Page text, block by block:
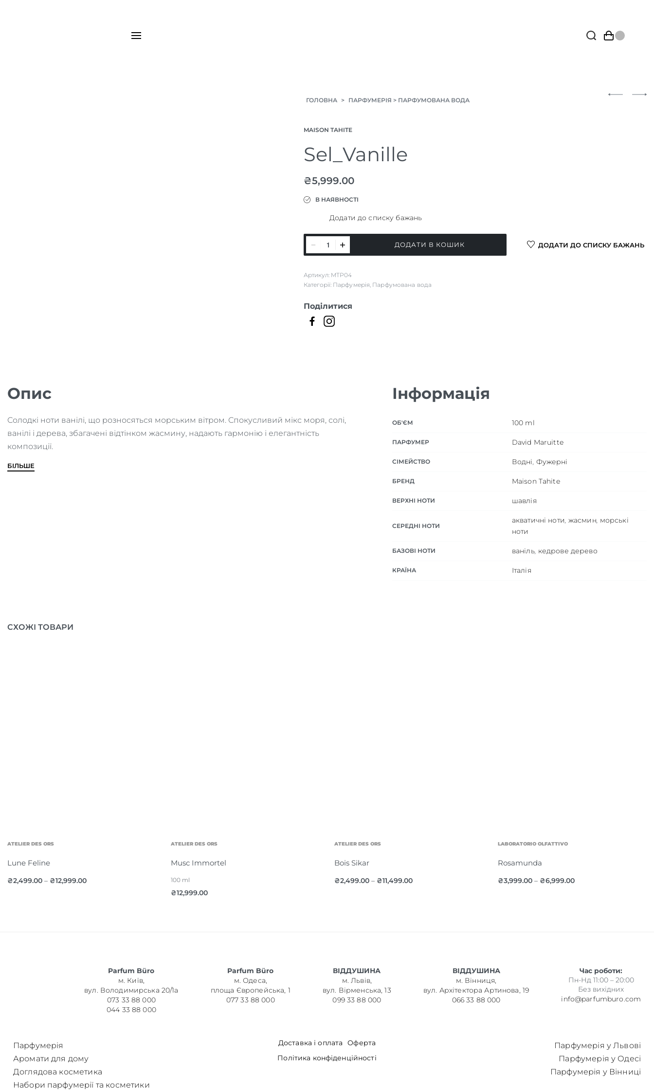
ГОЛОВНА > ПАРФУМЕРІЯ > ПАРФУМОВАНА ВОДА
MAISON TAHITE
Sel_Vanille
₴5,999.00
В НАЯВНОСТІ
Додати до списку бажань
Sel_Vanille
кількість
ДОДАТИ В КОШИК ДОДАТИ ДО СПИСКУ БАЖАНЬ
Артикул: MTP04
Категорії: Парфумерія, Парфумована вода
Поділитися
Опис
Солодкі ноти ванілі, що розносяться морським вітром. Спокусливий мікс моря, солі,
ванілі і дерева, збагачені відтінком жасмину, надають гармонію і елегантність
композиції.
БІЛЬШЕ
Інформація
ОБ'ЄМ 100 ml
ПАРФУМЕР David Maruitte
СІМЕЙСТВО Водні, Фужерні
БРЕНД Maison Tahite
ВЕРХНІ НОТИ шавлія
СЕРЕДНІ НОТИ
акватичні ноти, жасмин, морські
ноти
БАЗОВІ НОТИ ваніль, кедрове дерево
КРАЇНА Італія
СХОЖІ ТОВАРИ
ATELIER DES ORS
Lune Feline
₴2,499.00 – ₴12,999.00
ATELIER DES ORS
Musc Immortel
100 ml
₴12,999.00
ATELIER DES ORS
Bois Sikar
₴2,499.00 – ₴11,499.00
LABORATORIO OLFATTIVO
Rosamunda
₴3,999.00 – ₴6,999.00
Parfum Büro
м. Київ,
вул. Володимирська 20/1а
073 33 88 000
044 33 88 000
Parfum Büro
м. Одеса,
площа Європейська, 1
077 33 88 000
ВІДДУШИНА
м. Львів,
вул. Вірменська, 13
099 33 88 000
ВІДДУШИНА
м. Вінниця,
вул. Архітектора Артинова, 19
066 33 88 000
Час роботи:
Пн-Нд 11:00 – 20:00
Без вихідних
info@parfumburo.com
Парфумерія
Аромати для дому
Доглядова косметика
Набори парфумерії та косметики
Доставка і оплата
Оферта
Політика конфіденційності
Парфумерія у Львові
Парфумерія у Одесі
Парфумерія у Вінниці